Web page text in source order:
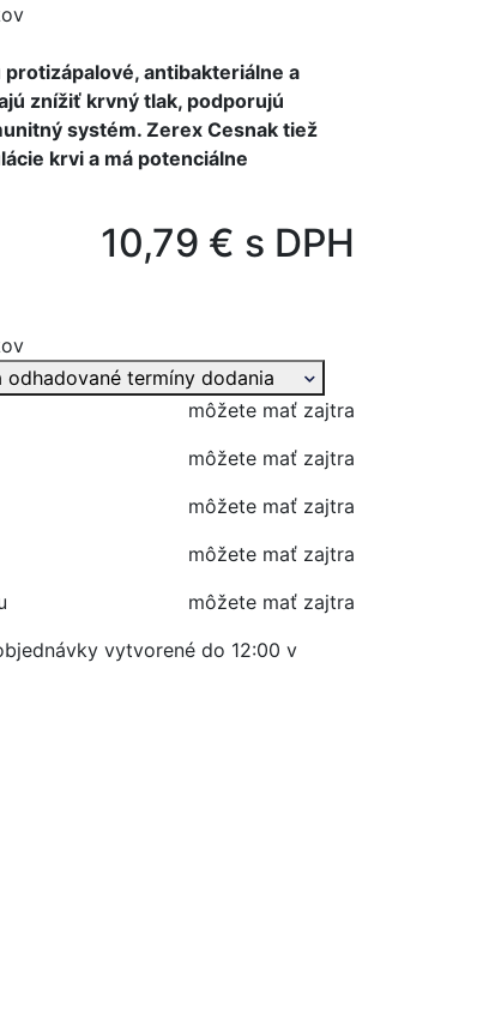
antibakteriálne a
znížiť krvný tlak, podporujú
systém. Zerex Cesnak tiež
krvi a má potenciálne
10,79 € s DPH
odhadované termíny dodania
môžete mať zajtra
môžete mať zajtra
môžete mať zajtra
môžete mať zajtra
môžete mať zajtra
vytvorené do 12:00 v